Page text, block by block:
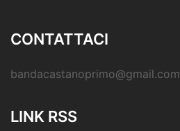
CONTATTACI
bandacastanoprimo@gmail.com
LINK RSS